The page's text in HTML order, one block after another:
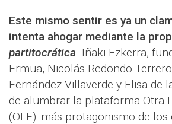
Este mismo sentir es ya un
intenta ahogar mediante la
partitocrática. Iñaki Ezkerra,
Ermua, Nicolás Redondo
Fernández Villaverde y Elisa de
de alumbrar la plataforma Otra
(OLE): más protagonismo de los